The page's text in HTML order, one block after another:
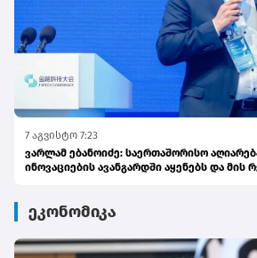
7 აგვისტო 7:23
ვარლამ ებანოიძე: საერთაშორისო
ინოვაციების ავანგარდში აყენებს და მის
ეკონომიკა